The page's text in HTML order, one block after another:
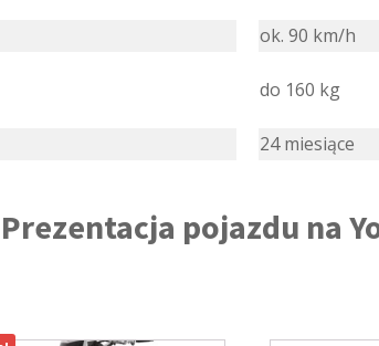
ok. 90 km/h
do 160 kg
24 miesiące
Prezentacja pojazdu na